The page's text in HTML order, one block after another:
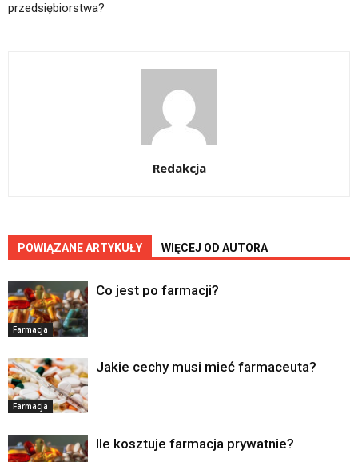
przedsiębiorstwa?
Redakcja
POWIĄZANE ARTYKUŁY WIĘCEJ OD AUTORA
Farmacja
Co jest po farmacji?
Farmacja
Jakie cechy musi mieć farmaceuta?
Ile kosztuje farmacja prywatnie?